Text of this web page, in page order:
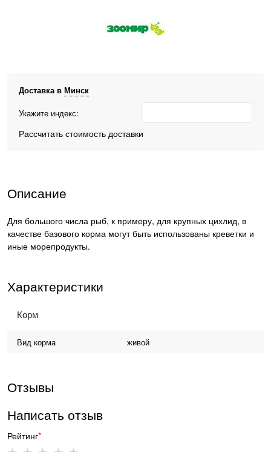
Доставка в Минск
Укажите индекс:
Рассчитать стоимость доставки
Описание
Для большого числа рыб, к примеру, для крупных цихлид, в
качестве базового корма могут быть использованы креветки и
иные морепродукты.
Характеристики
Корм
Вид корма живой
Отзывы
Написать отзыв
Рейтинг